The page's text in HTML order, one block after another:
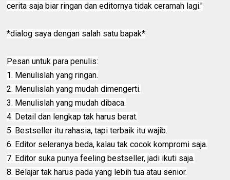
cerita saja biar ringan dan editornya tidak ceramah lagi."
*dialog saya dengan salah satu bapak*
Pesan untuk para penulis:
1. Menulislah yang ringan.
2. Menulislah yang mudah dimengerti.
3. Menulislah yang mudah dibaca.
4. Detail dan lengkap tak harus berat.
5. Bestseller itu rahasia, tapi terbaik itu wajib.
6. Editor seleranya beda, kalau tak cocok kompromi saja.
7. Editor suka punya feeling bestseller, jadi ikuti saja.
8. Belajar tak harus pada yang lebih tua atau senior.